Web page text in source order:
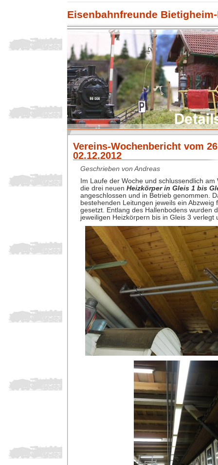
Eisenbahnfreunde
Vereins-Wochenbericht vom
02.12.2012
Geschrieben von Andreas
Im Laufe der Woche und schlussendlich am
die drei neuen Heizkörper in Gleis 1 bis
angeschlossen und in Betrieb genommen.
bestehenden Leitungen jeweils ein Abzweig
gesetzt. Entlang des Hallenbodens wurden
jeweiligen Heizkörpern bis in Gleis 3 verlegt